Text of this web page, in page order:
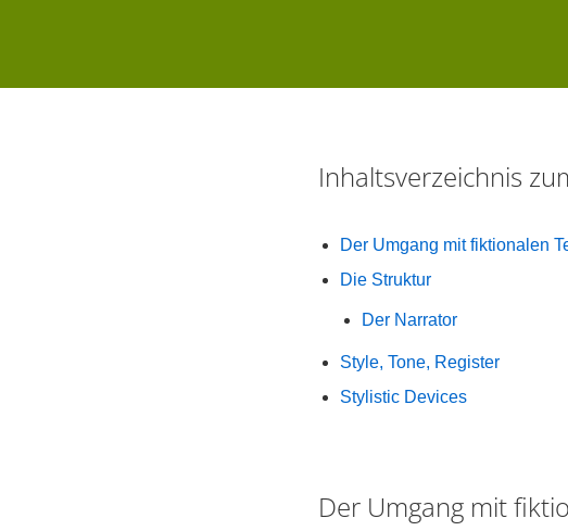
Inhaltsverzeichnis
Der Umgang mit fiktionalen
Die Struktur
Der Narrator
Style, Tone, Register
Stylistic Devices
Der Umgang mit